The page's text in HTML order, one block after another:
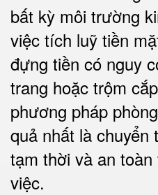
bất kỳ môi trường
việc tích luỹ tiền
đựng tiền có nguy
trang hoặc trộm
phương pháp
quả nhất là
tạm thời và an
việc.